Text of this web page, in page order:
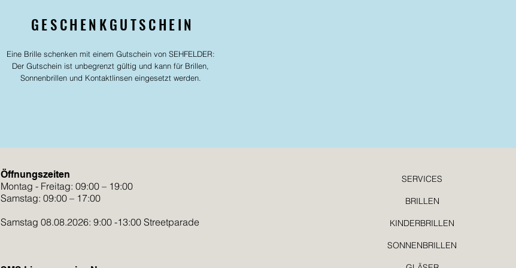
GESCHENKGUTSCHEIN
Eine Brille schenken mit einem Gutschein von SEHFELDER:
Der Gutschein ist unbegrenzt gültig und kann für Brillen,
Sonnenbrillen und Kontaktlinsen eingesetzt werden.
Öffnungszeiten
Montag - Freitag: 09:00 – 19:00
Samstag: 09:00 – 17:00
Samstag 08.08.2026: 9:00 -13:00 Streetparade
SERVICES
BRILLEN
KINDERBRILLEN
SONNENBRILLEN